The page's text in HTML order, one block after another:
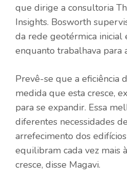
que dirige a consultoria
Insights. Bosworth
da rede geotérmica inicial
enquanto trabalhava para
Prevê-se que a eficiência
medida que esta cresce,
para se expandir. Essa
diferentes necessidades
arrefecimento dos
equilibram cada vez mais
cresce, disse Magavi.